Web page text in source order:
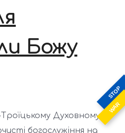
STOP
WAR
Божу
Духовному
богослужіння на